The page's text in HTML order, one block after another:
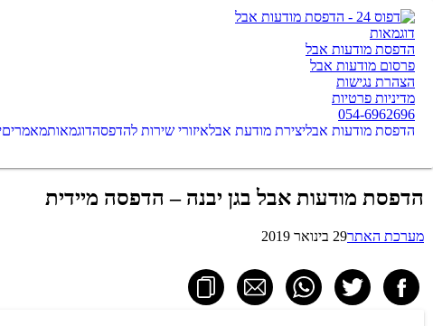
דוגמאות
הדפסת מודעות אבל
פרסום מודעות אבל
הצהרת נגישות
מדיניות פרטיות
054-6962696
הדפסת מודעות אבליצירת מודעת אבלאיזורי שירות להדפסהדוגמאותמאמרים
הדפסת מודעות אבל בגן יבנה – הדפסה מיידית
מערכת האתר29 בינואר 2019